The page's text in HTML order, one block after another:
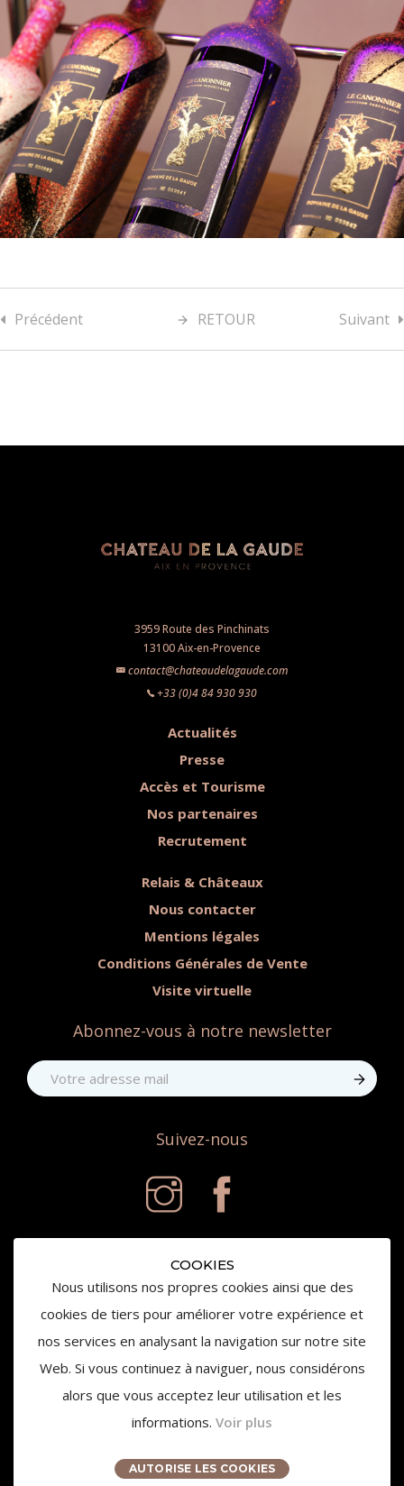
Précédent RETOUR Suivant
COOKIES
Nous utilisons nos propres cookies ainsi que des
cookies de tiers pour améliorer votre expérience et
nos services en analysant la navigation sur notre site
Web. Si vous continuez à naviguer, nous considérons
alors que vous acceptez leur utilisation et les
informations. Voir plus
AUTORISE LES COOKIES
3959 Route des Pinchinats
13100 Aix-en-Provence
contact@chateaudelagaude.com
+33 (0)4 84 930 930
Actualités
Presse
Accès et Tourisme
Nos partenaires
Recrutement
Relais & Châteaux
Nous contacter
Mentions légales
Conditions Générales de Vente
Visite virtuelle
Abonnez-vous à notre newsletter
Suivez-nous
© 2020 Château de la Gaude - Tous droits réservés
consommez avec modération.